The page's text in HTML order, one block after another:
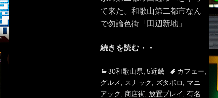
て来た。和歌山第二都市なん
で勿論色街「田辺新地」
続きを読む・・
Categories
30和歌山県 5近畿 Tagsカフェー
グルメ
スナック ズタボロ
マニ
アック
商店街, 放置プレイ
有名